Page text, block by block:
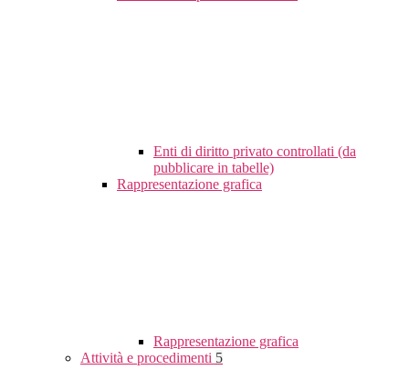
Enti di diritto privato controllati (da
pubblicare in tabelle)
Rappresentazione grafica
Rappresentazione grafica
Attività e procedimenti 5